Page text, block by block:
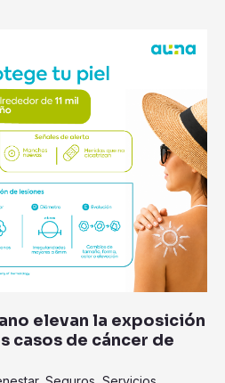
elevan la exposición
casos de cáncer de
Seguros
Servicios